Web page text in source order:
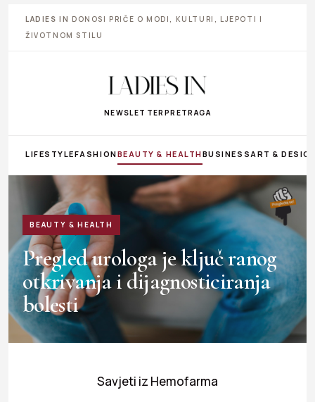
LADIES IN DONOSI PRIČE O MODI, KULTURI, LJEPOTI I
ŽIVOTNOM STILU
NEWSLETTER PRETRAGA
LIFESTYLEFASHIONBEAUTY & HEALTHBUSINESS ART &
BEAUTY & HEALTH
Pregled urologa je ključ ranog
otkrivanja i dijagnosticiranja
bolesti
Savjeti iz Hemofarma